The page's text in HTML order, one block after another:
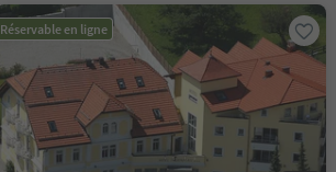
Réservable en ligne